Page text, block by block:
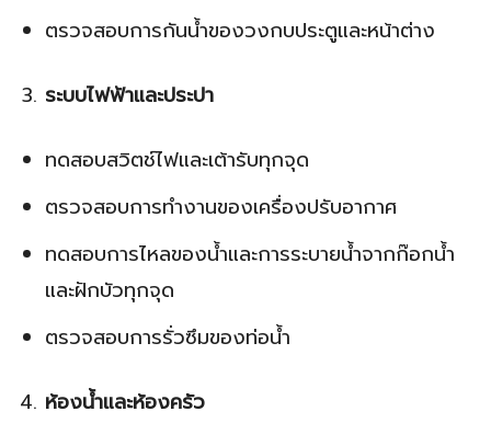
ตรวจสอบการกันน้ำของวงกบประตูและหน้าต่าง
ระบบไฟฟ้าและประปา
ทดสอบสวิตช์ไฟและเต้ารับทุกจุด
ตรวจสอบการทำงานของเครื่องปรับอากาศ
ทดสอบการไหลของน้ำและการระบายน้ำจากก๊อกน้ำ
และฝักบัวทุกจุด
ตรวจสอบการรั่วซึมของท่อน้ำ
ห้องน้ำและห้องครัว